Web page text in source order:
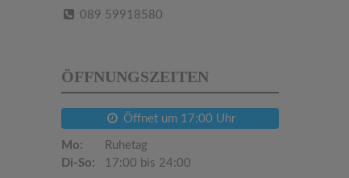
089 59918580
ÖFFNUNGSZEITEN
Öffnet um 17:00 Uhr
Mo:
Ruhetag
Di-So:
17:00 bis 24:00